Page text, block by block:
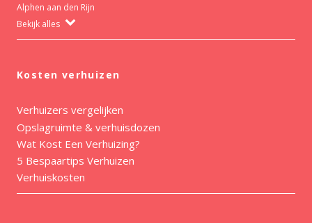
Alphen aan den Rijn
Bekijk alles
Kosten verhuizen
Verhuizers vergelijken
Opslagruimte & verhuisdozen
Wat Kost Een Verhuizing?
5 Bespaartips Verhuizen
Verhuiskosten